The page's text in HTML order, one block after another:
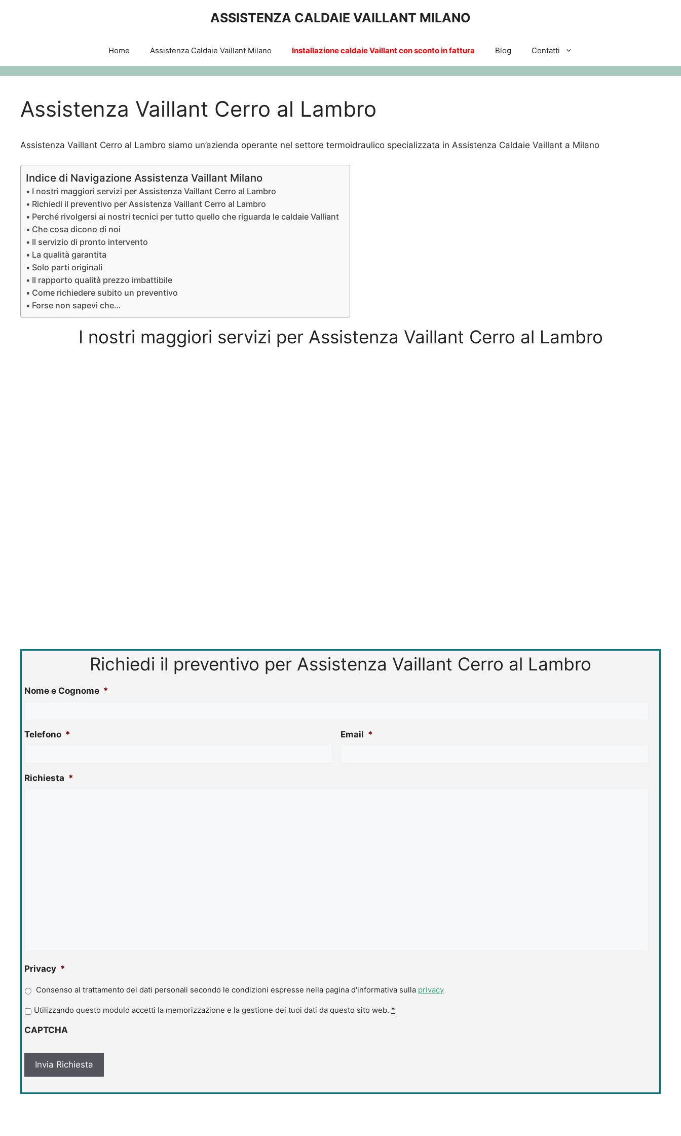
ASSISTENZA CALDAIE VAILLANT MILANO
Home Assistenza Caldaie Vaillant Milano Installazione caldaie Vaillant con sconto in fattura Blog Contatti
Assistenza Vaillant Cerro al Lambro
Assistenza Vaillant Cerro al Lambro siamo un’azienda operante nel settore termoidraulico specializzata in Assistenza Caldaie Vaillant a Milano
Indice di Navigazione Assistenza Vaillant Milano
I nostri maggiori servizi per Assistenza Vaillant Cerro al Lambro
Richiedi il preventivo per Assistenza Vaillant Cerro al Lambro
Perché rivolgersi ai nostri tecnici per tutto quello che riguarda le caldaie Valliant
Che cosa dicono di noi
Il servizio di pronto intervento
La qualità garantita
Solo parti originali
Il rapporto qualità prezzo imbattibile
Come richiedere subito un preventivo
Forse non sapevi che…
I nostri maggiori servizi per Assistenza Vaillant Cerro al Lambro
Richiedi il preventivo per Assistenza Vaillant Cerro al Lambro
Nome e Cognome *
Telefono * Email *
Richiesta *
Privacy *
Consenso al trattamento dei dati personali secondo le condizioni espresse nella pagina d'informativa sulla privacy
P
i
a
y
Utilizzando questo modulo accetti la memorizzazione e la gestione dei tuoi dati da questo sito web. *
CAPTCHA